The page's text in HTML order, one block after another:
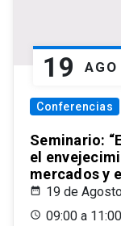
19 AGO
Conferencias
Seminario:
el
mercados y
19 de
09:00 a